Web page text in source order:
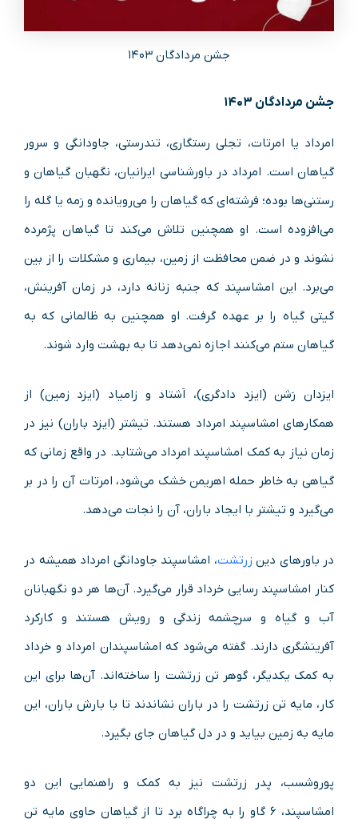
جشن مردادگان ۱۴۰۳
جشن مردادگان ۱۴۰۳
امرداد یا امرتات، تجلی رستگاری، تندرستی، جاودانگی و سرور
گیاهان است. امرداد در باورشناسی ایرانیان، نگهبان گیاهان و
رستنی‌ها بوده؛ فرشته‌ای که گیاهان را می‌رویانده و رَمه یا گله را
می‌افزوده است. او همچنین تلاش می‌کند تا گیاهان پژمرده
نشوند و در ضمن محافظت از زمین، بیماری و مشکلات را از بین
می‌برد. این امشاسپند که جنبه زنانه دارد، در زمان آفرینش،
گیتی گیاه را بر عهده گرفت. او همچنین به ظالمانی که به
گیاهان ستم می‌کنند اجازه نمی‌دهد تا به بهشت وارد شوند.
ایزدان رَشن (ایزد دادگری)، اَشتاد و زامیاد (ایزد زمین) از
همکارهای امشاسپند امرداد هستند. تیشتر (ایزد باران) نیز در
زمان نیاز به کمک امشاسپند امرداد می‌شتابد. در واقع زمانی که
گیاهی به خاطر حمله اهریمن خشک می‌شود، امرتات آن را در بر
می‌گیرد و تیشتر با ایجاد باران، آن را نجات می‌دهد.
در باورهای دین زرتشت، امشاسپند جاودانگی امرداد همیشه در
کنار امشاسپند رسایی خرداد قرار می‌گیرد. آن‌ها هر دو نگهبانان
آب و گیاه و سرچشمه زندگی و رویش هستند و کارکرد
آفرینشگری دارند. گفته می‌شود که امشاسپندان امرداد و خرداد
به کمک یکدیگر، گوهر تن زرتشت را ساخته‌اند. آن‌ها برای این
کار، مایه تن زرتشت را در باران نشاندند تا با بارش باران، این
مایه به زمین بیاید و در دل گیاهان جای بگیرد.
پوروشسب، پدر زرتشت نیز به کمک و راهنمایی این دو
امشاسپند، ۶ گاو را به چراگاه برد تا از گیاهان حاوی مایه تن